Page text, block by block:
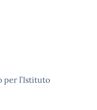
per l’Istituto